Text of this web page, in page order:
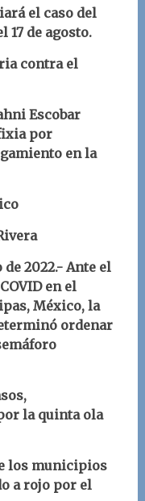
el caso del
17 de agosto.
contra el
Escobar
por
en la
2022.- Ante el
en el
México, la
ordenar
la quinta ola
los municipios
a rojo por el